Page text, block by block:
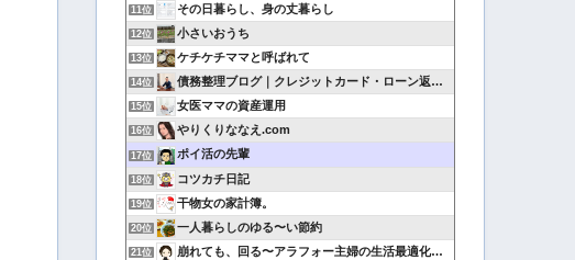
11位 その日暮らし、身の丈暮らし
12位 小さいおうち
13位 ケチケチママと呼ばれて
14位 債務整理ブログ｜クレジットカード・ローン返済で悩んでいる方へ
15位 女医ママの資産運用
16位 やりくりななえ.com
17位 ポイ活の先輩
18位 コツカチ日記
19位 干物女の家計簿。
20位 一人暮らしのゆる〜い節約
21位 崩れても、回る〜アラフォー主婦の生活最適化日記